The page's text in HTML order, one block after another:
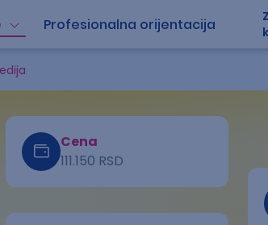
Profesionalna orijentacija
Cena
111.150 RSD